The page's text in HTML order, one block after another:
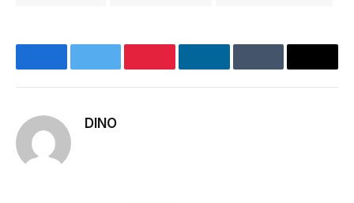
FacebookTwitter PinterestLinkedInTumblr E-
DINO